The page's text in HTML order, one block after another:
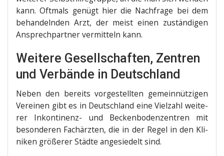
kann. Oft­mals genügt hier die Nach­fra­ge bei dem
behan­deln­den Arzt, der meist einen zustän­di­gen
Ansprech­part­ner ver­mit­teln kann.
Weitere Gesellschaften, Zentren
und Verbände in Deutschland
Neben den bereits vor­ge­stell­ten gemein­nüt­zi­gen
Ver­ei­nen gibt es in Deutsch­land eine Viel­zahl wei­te­
rer Inkon­ti­nenz- und Becken­bo­den­zen­tren mit
beson­de­ren Fach­ärz­ten, die in der Regel in den Kli­
ni­ken grö­ße­rer Städ­te ange­sie­delt sind.